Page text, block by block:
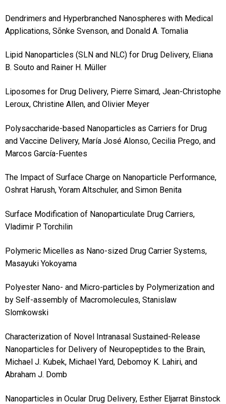
Dendrimers and Hyperbranched Nanospheres with Medical
Applications, Sõnke Svenson, and Donald A. Tomalia
Lipid Nanoparticles (SLN and NLC) for Drug Delivery, Eliana
B. Souto and Rainer H. Müller
Liposomes for Drug Delivery, Pierre Simard, Jean-Christophe
Leroux, Christine Allen, and Olivier Meyer
Polysaccharide-based Nanoparticles as Carriers for Drug
and Vaccine Delivery, María José Alonso, Cecilia Prego, and
Marcos García-Fuentes
The Impact of Surface Charge on Nanoparticle Performance,
Oshrat Harush, Yoram Altschuler, and Simon Benita
Surface Modification of Nanoparticulate Drug Carriers,
Vladimir P. Torchilin
Polymeric Micelles as Nano-sized Drug Carrier Systems,
Masayuki Yokoyama
Polyester Nano- and Micro-particles by Polymerization and
by Self-assembly of Macromolecules, Stanislaw
Slomkowski
Characterization of Novel Intranasal Sustained-Release
Nanoparticles for Delivery of Neuropeptides to the Brain,
Michael J. Kubek, Michael Yard, Debomoy K. Lahiri, and
Abraham J. Domb
Nanoparticles in Ocular Drug Delivery, Esther Eljarrat Binstock